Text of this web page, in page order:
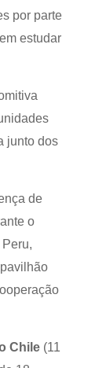
por parte
estudar
junto dos
de
o
Chile (11